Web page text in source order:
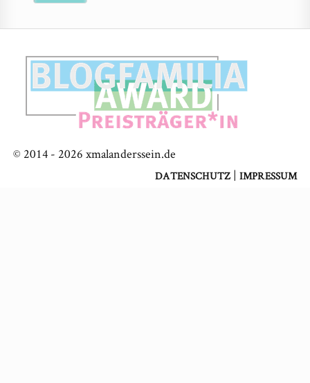
© 2014 - 2026 xmalanderssein.de
DATENSCHUTZ| IMPRESSUM